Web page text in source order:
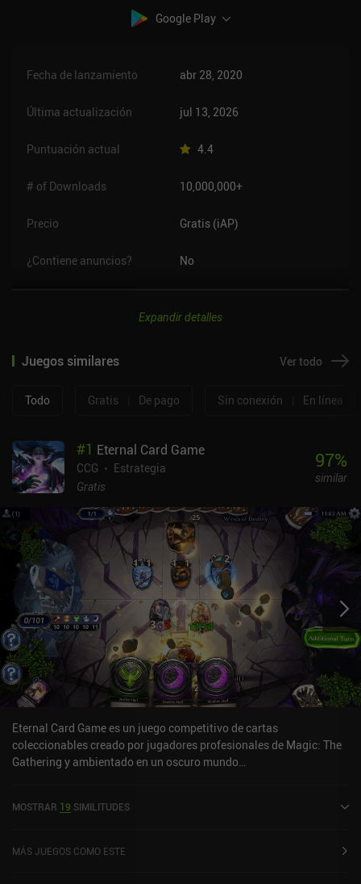
Google Play
Fecha de lanzamiento abr 28, 2020
Última actualización jul 13, 2026
Puntuación actual 4.4
# of Downloads 10,000,000+
Precio Gratis (iAP)
¿Contiene anuncios? No
Expandir detalles
Juegos similares Ver todo
Todo Gratis De pago Sin conexión En línea
#1 Eternal Card Game
CCG
Estrategia
Gratis
97%
similar
Eternal Card Game es un juego competitivo de cartas
coleccionables creado por jugadores profesionales de Magic: The
Gathering y ambientado en un oscuro mundo
entre la complejidad estratégica de Magic y las batallas rápidas y
cartas especiales de nuestro mazo, asignamos bloqueadores
MOSTRAR 19 SIMILITUDES
MÁS JUEGOS COMO ESTE